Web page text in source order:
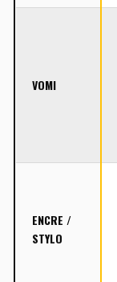
VOMI
ENCRE /
STYLO